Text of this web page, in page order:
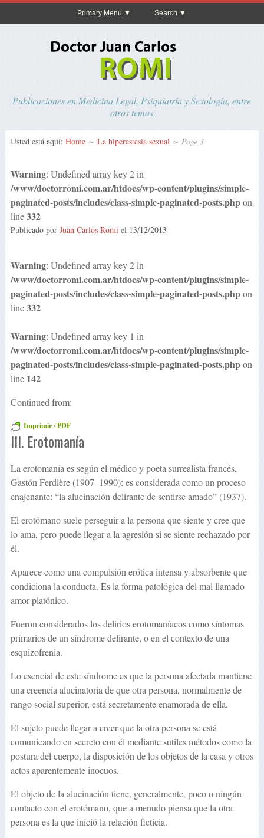
Primary Menu Search
Publicaciones en Medicina Legal, Psiquiatría y Sexología, entre
otros temas
Usted está aquí: Home ∼ La hiperestesia sexual ∼ Page 3
Warning: Undefined array key 2 in
/www/doctorromi.com.ar/htdocs/wp-content/plugins/simple-
paginated-posts/includes/class-simple-paginated-posts.phpon
line332
Publicado por Juan Carlos Romiel 13/12/2013
Warning: Undefined array key 2 in
/www/doctorromi.com.ar/htdocs/wp-content/plugins/simple-
paginated-posts/includes/class-simple-paginated-posts.phpon
line332
Warning: Undefined array key 1 in
/www/doctorromi.com.ar/htdocs/wp-content/plugins/simple-
paginated-posts/includes/class-simple-paginated-posts.phpon
line 142
Continued from:
Imprimir / PDF
III. Erotomanía
La erotomanía es según el médico y poeta surrealista francés,
Gastón Ferdière (1907–1990): es considerada como un proceso
enajenante: “la alucinación delirante de sentirse amado” (1937).
El erotómano suele perseguir a la persona que siente y cree que
lo ama, pero puede llegar a la agresión si se siente rechazado por
él.
Aparece como una compulsión erótica intensa y absorbente que
condiciona la conducta. Es la forma patológica del mal llamado
amor platónico.
Fueron considerados los delirios erotomaníacos como síntomas
primarios de un síndrome delirante, o en el contexto de una
esquizofrenia.
Lo esencial de este síndrome es que la persona afectada mantiene
una creencia alucinatoria de que otra persona, normalmente de
rango social superior, está secretamente enamorada de ella.
El sujeto puede llegar a creer que la otra persona se está
comunicando en secreto con él mediante sutiles métodos como la
postura del cuerpo, la disposición de los objetos de la casa y otros
actos aparentemente inocuos.
El objeto de la alucinación tiene, generalmente, poco o ningún
contacto con el erotómano, que a menudo piensa que la otra
persona es la que inició la relación ficticia.